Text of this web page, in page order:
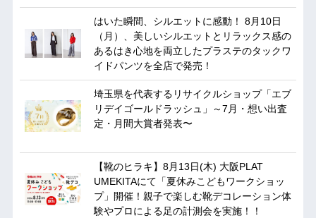
はいた瞬間、シルエットに感動！ 8月10日
（月）、美しいシルエットとリラックス感の
あるはき心地を両立したプラステのタックワ
イドパンツを全店で発売！
埼玉県を代表するリサイクルショップ「エブ
リデイゴールドラッシュ」～7月・想い出査
定・月間大賞者発表〜
【靴のヒラキ】8月13日(木) 大阪PLAT
UMEKITAにて「夏休みこどもワークショッ
プ」開催！親子で楽しむ靴デコレーション体
験やプロによる足の計測会を実施！！